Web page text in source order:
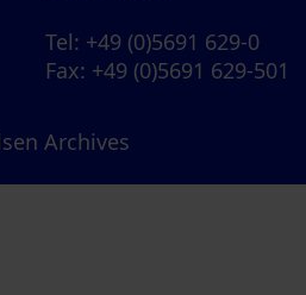
Tel: +49 (0)5691 629-0
Fax: +49 (0)5691 629-501
Archives